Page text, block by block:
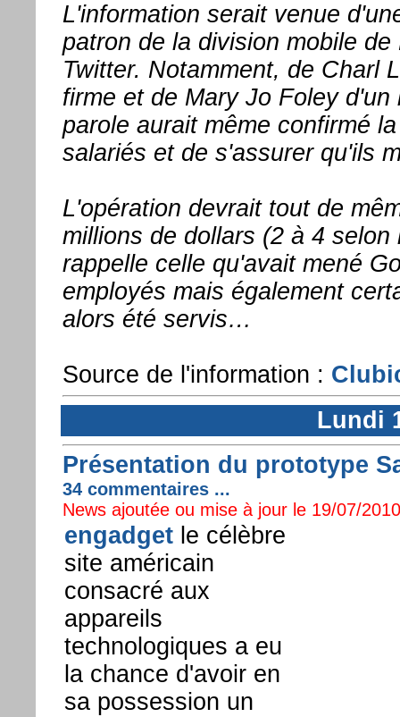
L'information serait venue
patron de la division mobile
Twitter. Notamment, de Charl
firme et de Mary Jo Foley
parole aurait même confirmé
salariés et de s'assurer qu'ils
L'opération devrait tout de
millions de dollars (2 à 4
rappelle celle qu'avait mené
employés mais également
alors été servis…
Source de l'information :
Lundi
Présentation du prototype
34 commentaires ...
News ajoutée ou mise à jour le 19/07/
engadgetle célèbre
site américain
consacré aux
appareils
technologiques a eu
la chance d'avoir en
sa possession un